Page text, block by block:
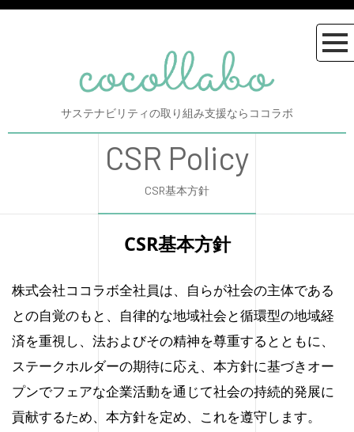
サステナビリティの取り組み支援ならココラボ
CSR Policy
CSR基本方針
CSR基本方針
株式会社ココラボ全社員は、自らが社会の主体である
との自覚のもと、自律的な地域社会と循環型の地域経
済を重視し、法およびその精神を尊重するとともに、
ステークホルダーの期待に応え、本方針に基づきオー
プンでフェアな企業活動を通じて社会の持続的発展に
貢献するため、本方針を定め、これを遵守します。